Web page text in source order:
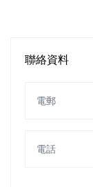
聯絡資料